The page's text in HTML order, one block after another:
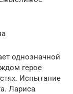
однозначной
герое
Испытание
Лариса